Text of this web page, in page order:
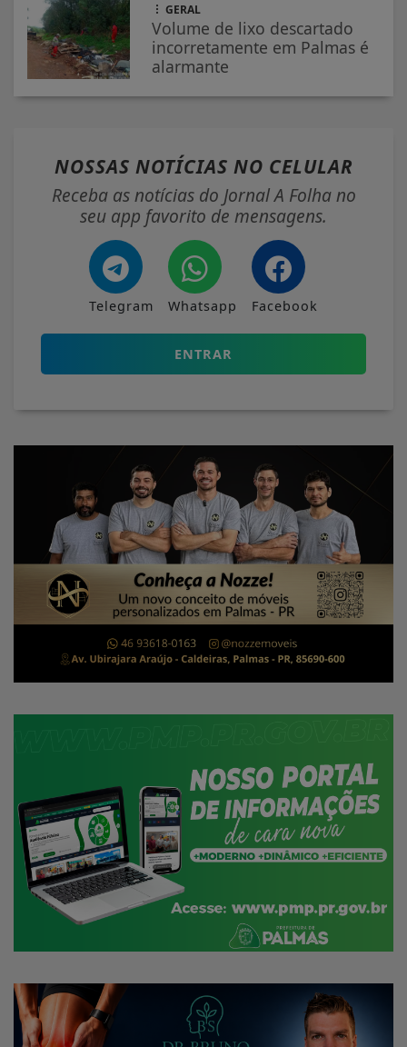
GERAL
Volume de lixo descartado
incorretamente em Palmas é
alarmante
NOSSAS NOTÍCIAS NO CELULAR
Receba as notícias do Jornal A Folha no
seu app favorito de mensagens.
Telegram Whatsapp Facebook
ENTRAR